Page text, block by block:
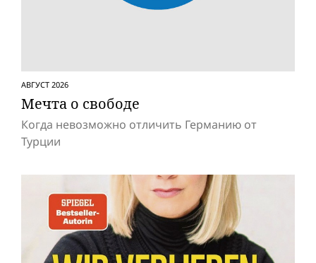
АВГУСТ 2026
Мечта о свободе
Когда невозможно отличить Германию от
Турции